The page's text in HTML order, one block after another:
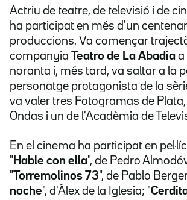
Actriu de teatre, de televisió i de
ha participat en més d'un
produccions. Va començar
companyia Teatro de La Abadia a
noranta i, més tard, va saltar a la
personatge protagonista de la
va valer tres Fotogramas de
Ondas i un de l'Acadèmia de
En el cinema ha participat en
" Hable con ella", de Pedro
"Torremolinos 73", de Pablo
noche", d'Álex de la Iglesia; "